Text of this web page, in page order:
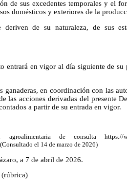
de sus excedentes temporales y el
domésticos y exteriores de la
deriven de su naturaleza, de sus
entrará en vigor al día siguiente de
ganaderas, en coordinación con las
las acciones derivadas del presente
a partir de su entrada en vigor.
de consulta https://
el 14 de marzo de 2026)
a 7 de abril de 2026.
(rúbrica)